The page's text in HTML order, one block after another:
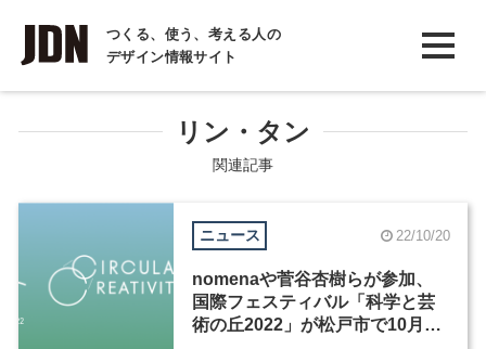
つくる、使う、考える人の
デザイン情報サイト
INTERVIEW
インタビュー
COLUMN
リン・タン
関連記事
ニュース 22/10/20
nomenaや菅谷杏樹らが参加、
国際フェスティバル「科学と芸
術の丘2022」が松戸市で10月22